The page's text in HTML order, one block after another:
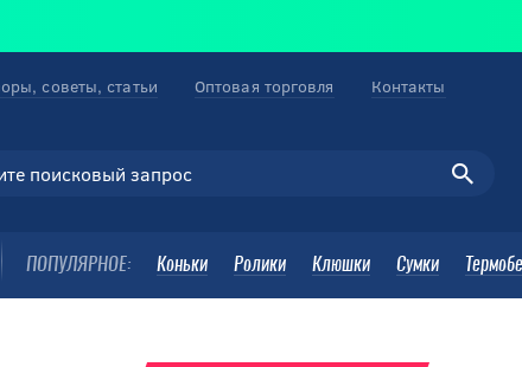
ПОПУЛЯРНОЕ: Коньки Ролики Клюшки Сумки
советы, статьи Оптовая торговля Контакты